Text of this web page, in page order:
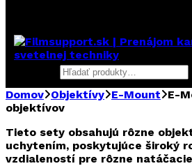
Domov Objektívy E-Mount
E-
objektívov
Tieto sety obsahujú rôzne
uchytením, poskytujúce široký
vzdialeností pre rôzne